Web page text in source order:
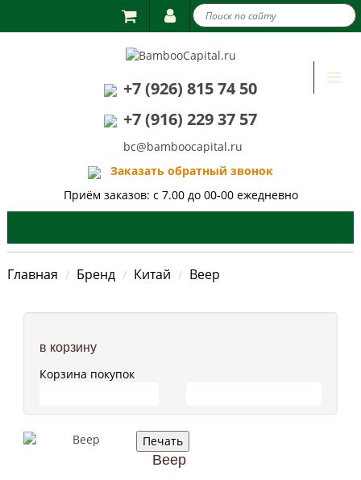
+7 (926) 815 74 50
+7 (916) 229 37 57
bc@bamboocapital.ru
Заказать обратный звонок
Приём заказов: с 7.00 до 00-00 ежедневно
Главная Бренд Китай Веер
в корзину
Корзина покупок
Веер